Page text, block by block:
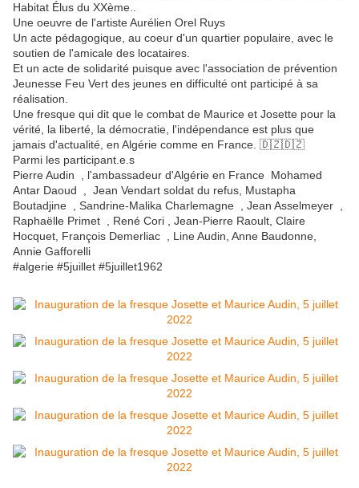
Habitat Élus du XXème..
Une oeuvre de l'artiste Aurélien Orel Ruys
Un acte pédagogique, au coeur d'un quartier populaire, avec le
soutien de l'amicale des locataires.
Et un acte de solidarité puisque avec l'association de prévention
Jeunesse Feu Vert des jeunes en difficulté ont participé à sa
réalisation.
Une fresque qui dit que le combat de Maurice et Josette pour la
vérité, la liberté, la démocratie, l'indépendance est plus que
jamais d'actualité, en Algérie comme en France. 🇩🇿🇩🇿
Parmi les participant.e.s
Pierre Audin , l'ambassadeur d'Algérie en France Mohamed
Antar Daoud , Jean Vendart soldat du refus, Mustapha
Boutadjine , Sandrine-Malika Charlemagne , Jean Asselmeyer ,
Raphaëlle Primet , René Cori , Jean-Pierre Raoult, Claire
Hocquet, François Demerliac , Line Audin, Anne Baudonne,
Annie Gafforelli
#algerie #5juillet #5juillet1962